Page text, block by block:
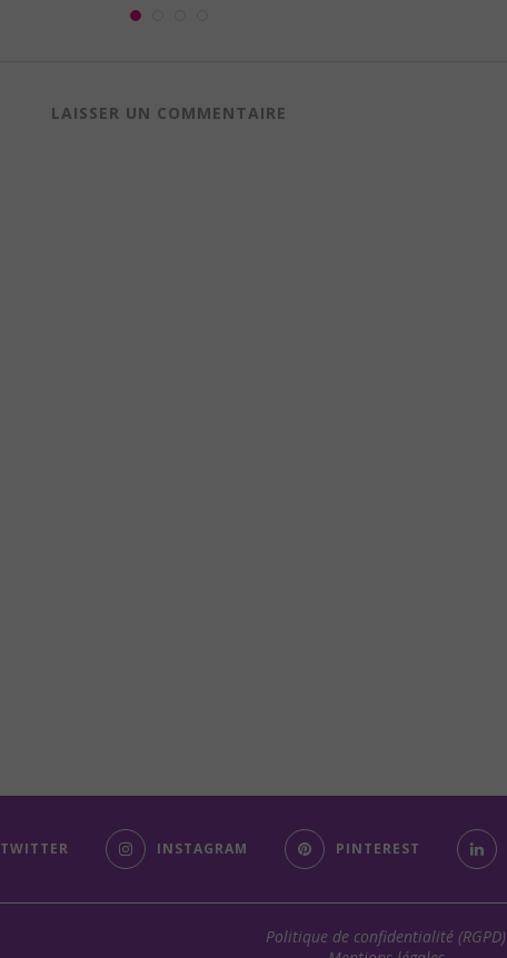
LAISSER UN COMMENTAIRE
TWITTER INSTAGRAM PINTEREST
Politique de confidentialité (RGPD)